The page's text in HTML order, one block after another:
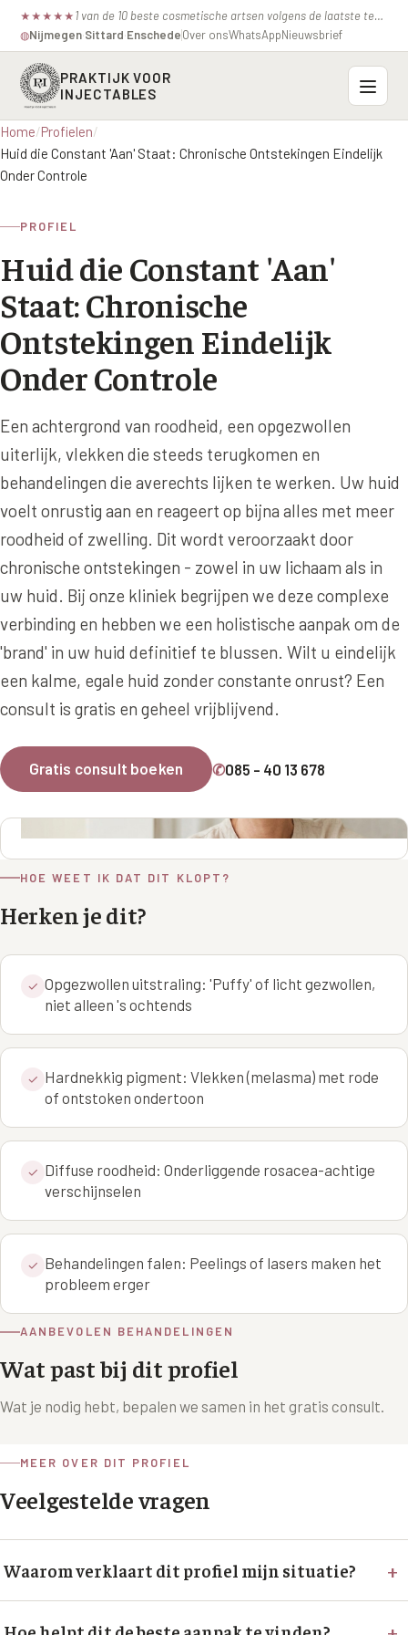
★ ★ ★ ★ ★ 1 van de 10 beste cosmetische artsen volgens de laatste test van de consumentenbond.
◍Nijmegen·Sittard·EnschedeOver onsWhatsAppNieuwsbrief
PRAKTIJK VOOR
INJECTABLES
Probleemzones
Voorhoofdsrimpels
Fronsrimpel
Wenkbrauwen
Kraaienpootjes
Hangende oogleden
Traangoot en wallen
Ingevallen slapen
Lippen
Nasolabiale plooi
Marionetlijnen
Mondhoeken
Verticale liplijntjes
Jukbeenderen
Kaaklijn
Decolleté
Hyperpigmentatie
Kaalheid en haarverlies
INJECTABLES
Botox / anti-rimpel
Bocouture
Azzalure
Belotero
Ellansé
Juvéderm Voluma
Juvéderm Volux
Juvéderm Volift
Juvéderm Volbella
Prostrolane
Radiesse
Saypha Filler
Saypha Volume Plus
Sculptra (collageen aanmaak)
Silhouette Soft
Teosyal Redensity
HUID & AANVULLEND
Epionce huidverzorging
Peeling
Plexr Soft Surgery
PRP-behandeling
RRS HA Eyes
Tretinoïne (vitamine A zuur) crème
XL Hair
VEROUDERING
Hangende Huid Profiel
Extreme Huidverslapping Profiel
Structuur Verlies Profiel
Erfelijke Jowl Profiel
HORMONAAL / METABOOL
Insuline Zwelling Profiel
Menopauze Veroudering profiel
Stress Cortisol profiel
PCOS Huid profiel
HUIDPROBLEMEN
Overgevoelige Huid Profiel
LIFESTYLE / MODERN
Volume Verlies Profiel
Atletisch verouderings profiel
Digitale Nek Profiel
Prijzen
Contact
◍Nijmegen◍ Sittard ◍ Enschede
085 40 13 678
Home/Profielen/
Huid die Constant 'Aan' Staat: Chronische Ontstekingen Eindelijk
Onder Controle
PROFIEL
Huid die Constant 'Aan'
Staat: Chronische
Ontstekingen Eindelijk
Onder Controle
Een achtergrond van roodheid, een opgezwollen
uiterlijk, vlekken die steeds terugkomen en
behandelingen die averechts lijken te werken. Uw huid
voelt onrustig aan en reageert op bijna alles met meer
roodheid of zwelling. Dit wordt veroorzaakt door
chronische ontstekingen - zowel in uw lichaam als in
uw huid. Bij onze kliniek begrijpen we deze complexe
verbinding en hebben we een holistische aanpak om de
'brand' in uw huid definitief te blussen. Wilt u eindelijk
een kalme, egale huid zonder constante onrust? Een
consult is gratis en geheel vrijblijvend.
Gratis consult boeken ✆085 - 40 13 678
HOE WEET IK DAT DIT KLOPT?
Herken je dit?
✓ Opgezwollen uitstraling: 'Puffy' of licht gezwollen,
niet alleen 's ochtends
✓ Hardnekkig pigment: Vlekken (melasma) met rode
of ontstoken ondertoon
✓ Diffuse roodheid: Onderliggende rosacea-achtige
verschijnselen
✓ Behandelingen falen: Peelings of lasers maken het
probleem erger
AANBEVOLEN BEHANDELINGEN
Wat past bij dit profiel
Wat je nodig hebt, bepalen we samen in het gratis consult.
MEER OVER DIT PROFIEL
Veelgestelde vragen
Waarom verklaart dit profiel mijn situatie? +